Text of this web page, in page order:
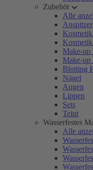
Zubehör
Alle
Anspitzer
Make-up
Make-up
Blotting
Nägel
Augen
Lippen
Sets
Teint
Wasserfestes
Alle